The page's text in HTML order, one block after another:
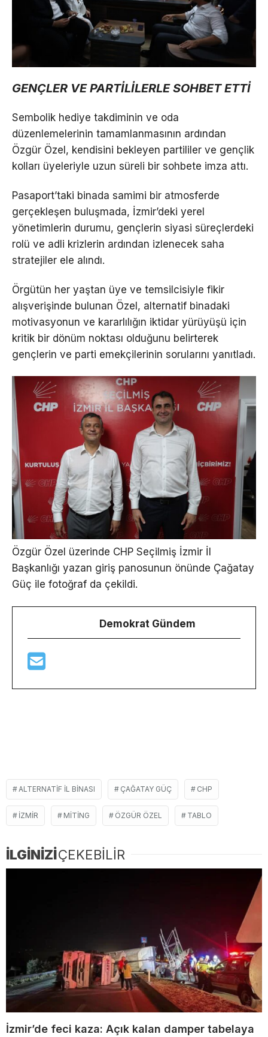
GENÇLER VE PARTİLİLERLE SOHBET ETTİ
Sembolik hediye takdiminin ve oda
düzenlemelerinin tamamlanmasının ardından
Özgür Özel, kendisini bekleyen partililer ve gençlik
kolları üyeleriyle uzun süreli bir sohbete imza attı.
Pasaport’taki binada samimi bir atmosferde
gerçekleşen buluşmada, İzmir’deki yerel
yönetimlerin durumu, gençlerin siyasi süreçlerdeki
rolü ve adli krizlerin ardından izlenecek saha
stratejiler ele alındı.
Örgütün her yaştan üye ve temsilcisiyle fikir
alışverişinde bulunan Özel, alternatif binadaki
motivasyonun ve kararlılığın iktidar yürüyüşü için
kritik bir dönüm noktası olduğunu belirterek
gençlerin ve parti emekçilerinin sorularını yanıtladı.
Özgür Özel üzerinde CHP Seçilmiş İzmir İl
Başkanlığı yazan giriş panosunun önünde Çağatay
Güç ile fotoğraf da çekildi.
Demokrat Gündem
ALTERNATIF IL BINASI ÇAĞATAY GÜÇ CHP
IZMIR MITING ÖZGÜR ÖZEL TABLO
İLGİNİZİÇEKEBİLİR
İzmir’de feci kaza: Açık kalan damper tabelaya